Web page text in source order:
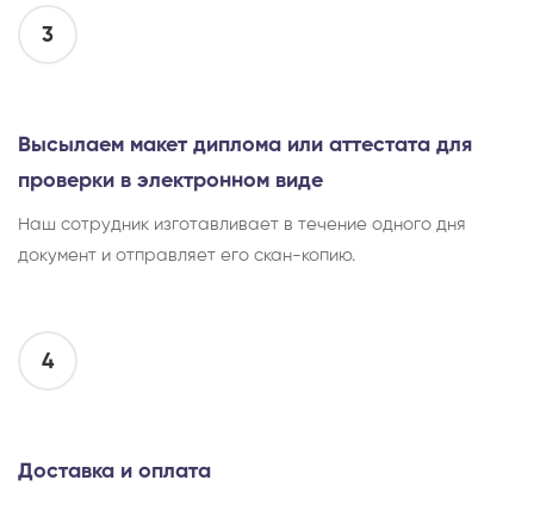
3
Высылаем макет диплома или аттестата для
проверки в электронном виде
Наш сотрудник изготавливает в течение одного дня
документ и отправляет его скан-копию.
4
Доставка и оплата